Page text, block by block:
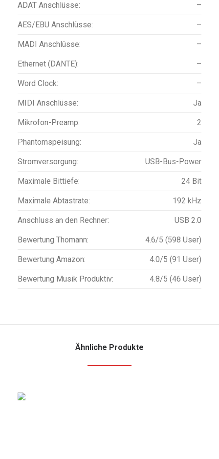
ADAT Anschlüsse: –
AES/EBU Anschlüsse: –
MADI Anschlüsse: –
Ethernet (DANTE): –
Word Clock: –
MIDI Anschlüsse: Ja
Mikrofon-Preamp: 2
Phantomspeisung: Ja
Stromversorgung: USB-Bus-Power
Maximale Bittiefe: 24 Bit
Maximale Abtastrate: 192 kHz
Anschluss an den Rechner: USB 2.0
Bewertung Thomann: 4.6/5 (598 User)
Bewertung Amazon: 4.0/5 (91 User)
Bewertung Musik Produktiv: 4.8/5 (46 User)
Ähnliche Produkte